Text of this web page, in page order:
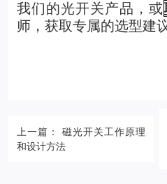
我们的光开关产品，或
师，获取专属的选型建
上一篇： 磁光开关工作原理
和设计方法